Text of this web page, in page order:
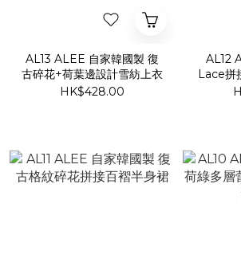
AL13 ALEE 自家韓國製 復
古碎花+荷葉邊設計雪紡上衣
HK$428.00
AL12
Lace拼